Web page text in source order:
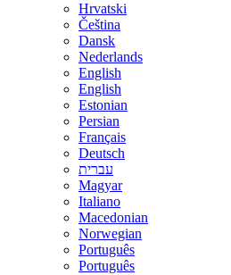
Hrvatski
Čeština
Dansk
Nederlands
English
English
Estonian
Persian
Français
Deutsch
עברית
Magyar
Italiano
Macedonian
Norwegian
Português
Português